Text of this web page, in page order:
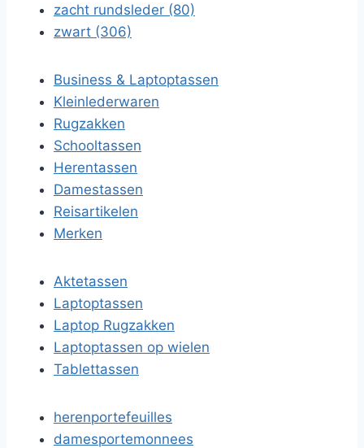
zacht rundsleder (80)
zwart (306)
Business & Laptoptassen
Kleinlederwaren
Rugzakken
Schooltassen
Herentassen
Damestassen
Reisartikelen
Merken
Aktetassen
Laptoptassen
Laptop Rugzakken
Laptoptassen op wielen
Tablettassen
herenportefeuilles
damesportemonnees